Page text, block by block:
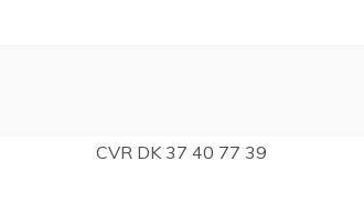
CVR DK 37 40 77 39